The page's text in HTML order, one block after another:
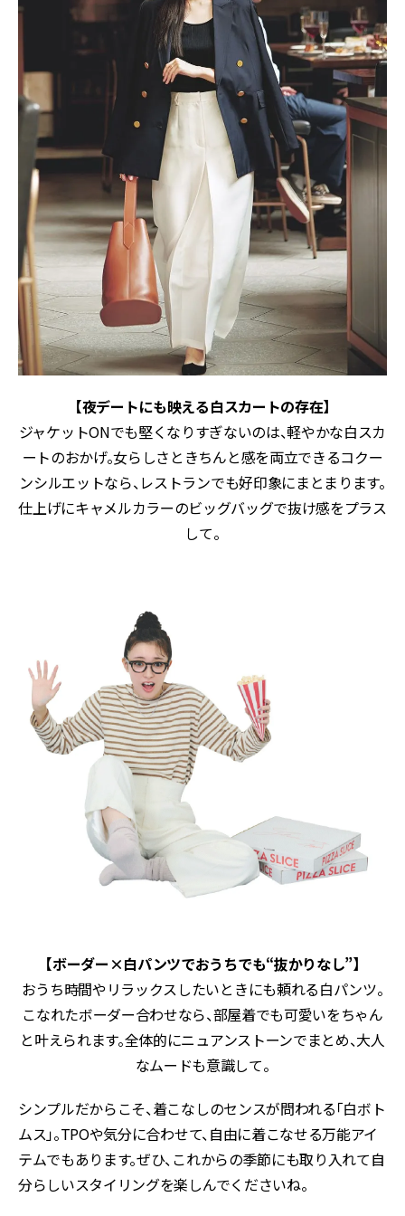
【夜デートにも映える白スカートの存在】
ジャケットONでも堅くなりすぎないのは、軽やかな白スカ
ートのおかげ。女らしさときちんと感を両立できるコクー
ンシルエットなら、レストランでも好印象にまとまります。
仕上げにキャメルカラーのビッグバッグで抜け感をプラス
して。
【ボーダー×白パンツでおうちでも“抜かりなし”】
おうち時間やリラックスしたいときにも頼れる白パンツ。
こなれたボーダー合わせなら、部屋着でも可愛いをちゃん
と叶えられます。全体的にニュアンストーンでまとめ、大人
なムードも意識して。
シンプルだからこそ、着こなしのセンスが問われる「白ボト
ムス」。TPOや気分に合わせて、自由に着こなせる万能アイ
テムでもあります。ぜひ、これからの季節にも取り入れて自
分らしいスタイリングを楽しんでくださいね。